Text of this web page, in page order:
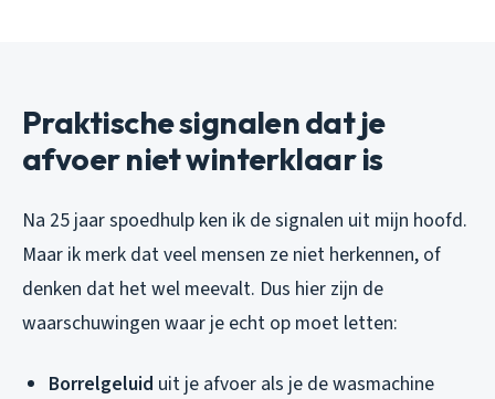
Praktische signalen dat je
afvoer niet winterklaar is
Na 25 jaar spoedhulp ken ik de signalen uit mijn hoofd.
Maar ik merk dat veel mensen ze niet herkennen, of
denken dat het wel meevalt. Dus hier zijn de
waarschuwingen waar je echt op moet letten:
Borrelgeluid uit je afvoer als je de wasmachine